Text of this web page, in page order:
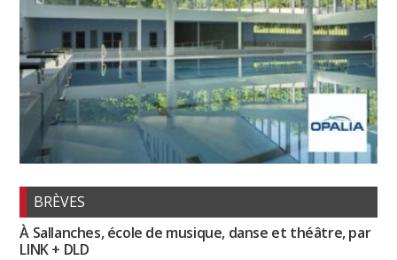
BRÈVES
À Sallanches, école de musique, danse et théâtre, par
LINK + DLD